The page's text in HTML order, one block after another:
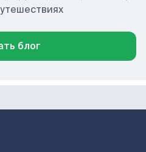
блог